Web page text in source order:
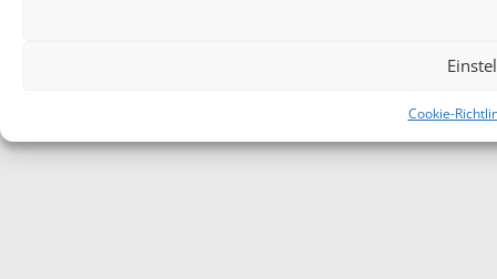
Cookie-